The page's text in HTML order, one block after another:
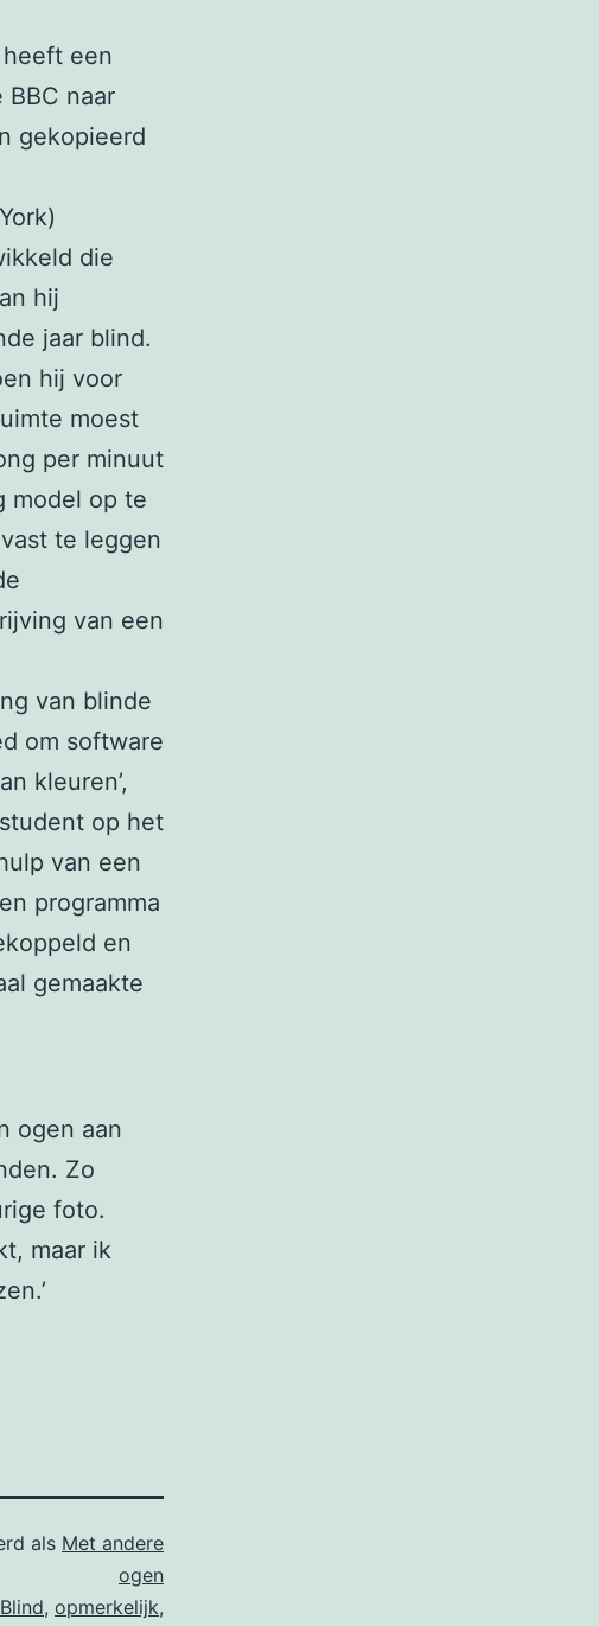
een
naar
gekopieerd
die
hij
jaar blind.
hij voor
moest
per minuut
model op te
te leggen
van een
van blinde
om software
kleuren’,
op het
van een
programma
en
gemaakte
ogen aan
Zo
foto.
maar ik
als Met andere
ogen
Blind, opmerkelijk,